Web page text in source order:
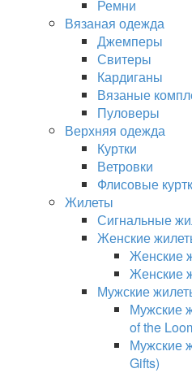
Ремни
Вязаная одежда
Джемперы
Свитеры
Кардиганы
Вязаные
Пуловеры
Верхняя одежда
Куртки
Ветровки
Флисовые
Жилеты
Сигнальные
Женские
Женские
Женские
Мужские
Мужские
of the
Мужские
Gifts)